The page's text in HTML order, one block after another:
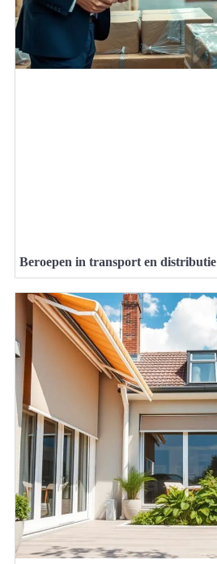
Beroepen in transport en distributie